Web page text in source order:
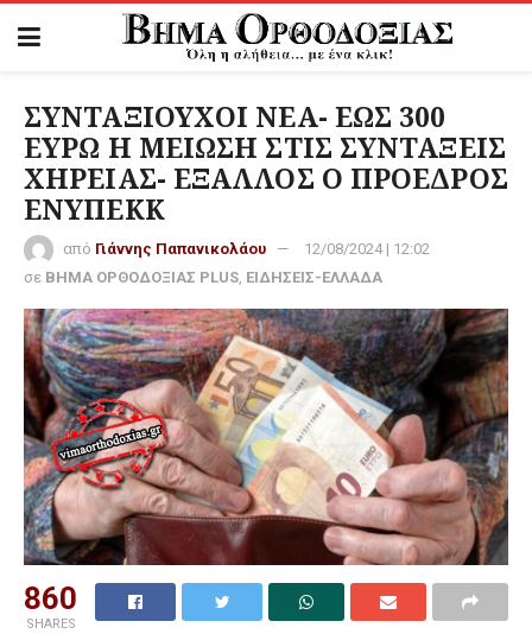
ΣΥΝΤΑΞΙΟΥΧΟΙ ΝΕΑ- ΕΩΣ 300
ΕΥΡΩ Η ΜΕΙΩΣΗ ΣΤΙΣ ΣΥΝΤΑΞΕΙΣ
ΧΗΡΕΙΑΣ- ΕΞΑΛΛΟΣ Ο ΠΡΟΕΔΡΟΣ
ΕΝΥΠΕΚΚ
από Γιάννης Παπανικολάου
12/08/2024 | 12:02
σε ΒΗΜΑ ΟΡΘΟΔΟΞΙΑΣ PLUS, ΕΙΔΗΣΕΙΣ-ΕΛΛΑΔΑ
860
SHARES